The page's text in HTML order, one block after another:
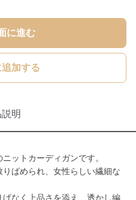
に進む
加する
明
ットカーディガンです。
ばめられ、女性らしい繊細な
なく上品さを添え、透かし編